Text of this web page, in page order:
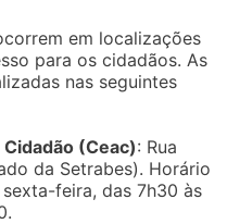
em localizações
para os cidadãos. As
nas seguintes
(Ceac): Rua
da Setrabes). Horário
feira, das 7h30 às